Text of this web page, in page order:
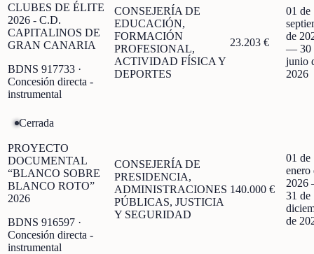
CLUBES DE ÉLITE
2026 - C.D.
CAPITALINOS DE
GRAN CANARIA
BDNS 917733 ·
Concesión directa -
instrumental
CONSEJERÍA DE
EDUCACIÓN,
FORMACIÓN
PROFESIONAL,
ACTIVIDAD FÍSICA Y
DEPORTES
23.203 €
01 de
de
— 30
junio
2026
Cerrada
PROYECTO
DOCUMENTAL
“BLANCO SOBRE
BLANCO ROTO”
2026
BDNS 916597 ·
Concesión directa -
instrumental
CONSEJERÍA DE
PRESIDENCIA,
ADMINISTRACIONES
PÚBLICAS, JUSTICIA
Y SEGURIDAD
140.000 €
01 de
enero
2026
31 de
de